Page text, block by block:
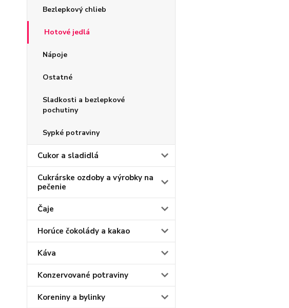
Bezlepkový chlieb
Hotové jedlá
Nápoje
Ostatné
Sladkosti a bezlepkové
pochutiny
Sypké potraviny
Cukor a sladidlá
Cukrárske ozdoby a výrobky na
pečenie
Čaje
Horúce čokolády a kakao
Káva
Konzervované potraviny
Koreniny a bylinky